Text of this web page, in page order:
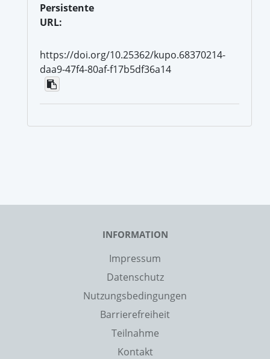
Persistente
URL:
https://doi.org/10.25362/kupo.68370214-
daa9-47f4-80af-f17b5df36a14
INFORMATION
Impressum
Datenschutz
Nutzungsbedingungen
Barrierefreiheit
Teilnahme
Kontakt